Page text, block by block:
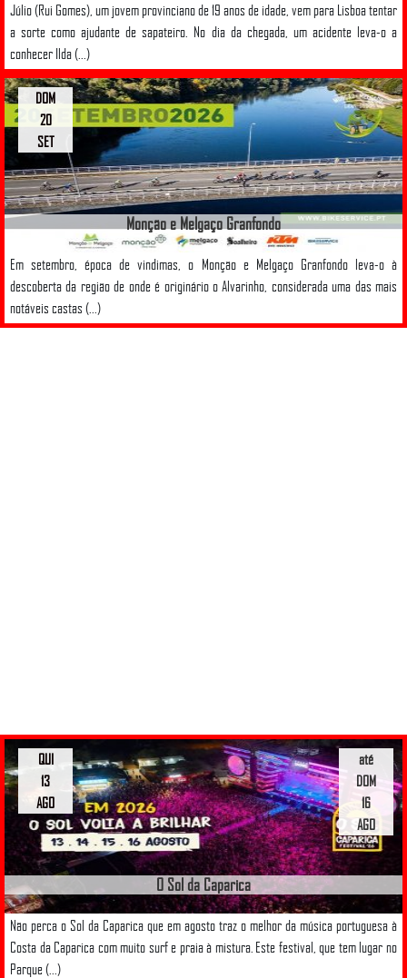
Júlio (Rui Gomes), um jovem provinciano de 19 anos de idade, vem para Lisboa tentar
a sorte como ajudante de sapateiro. No dia da chegada, um acidente leva-o a
conhecer Ilda (...)
Monção e Melgaço Granfondo
Em setembro, época de vindimas, o Monção e Melgaço Granfondo leva-o à
descoberta da região de onde é originário o Alvarinho, considerada uma das mais
notáveis castas (...)
DOM
20
SET
O Sol da Caparica
Não perca o Sol da Caparica que em agosto traz o melhor da música portuguesa à
Costa da Caparica com muito surf e praia à mistura. Este festival, que tem lugar no
Parque (...)
até
DOM
16
AGO
QUI
13
AGO